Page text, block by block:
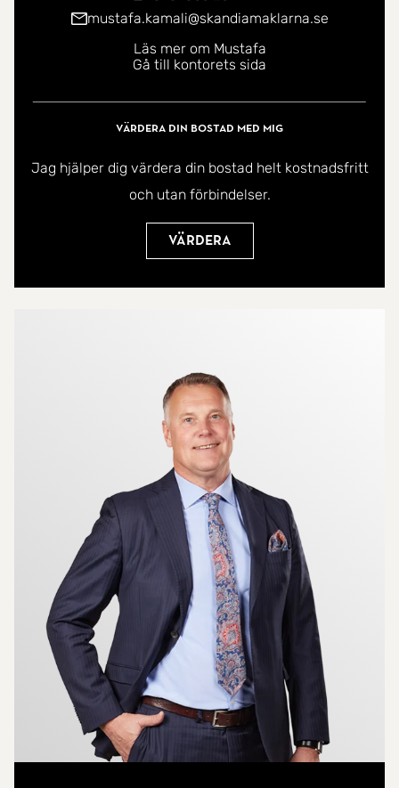
även Hyllie station med smidiga förbindelser till
En flitigt besökt fotbollsplan ligger ett stenkast från
mustafa.kamali@skandiamaklarna.se
Läs mer om Mustafa
Gå till kontorets sida
Värdera din bostad med mig
Jag hjälper dig värdera din bostad helt kostnadsfritt
och utan förbindelser.
Värdera